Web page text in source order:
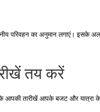
परिवहन का अनुमान लगाएं। इसके
तय करें
आपकी तारीखें आपके बजट और यात्रा